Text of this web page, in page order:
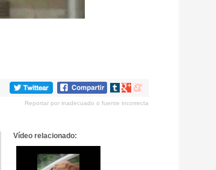
Compartir
tumblr
Compartir
Google+
Compartir
meneame
Reportar por inadecuado o fuente incorrecta
Vídeo relacionado: